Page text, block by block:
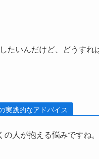
たいんだけど、どうすれ
実践的なアドバイス
の人が抱える悩みですね